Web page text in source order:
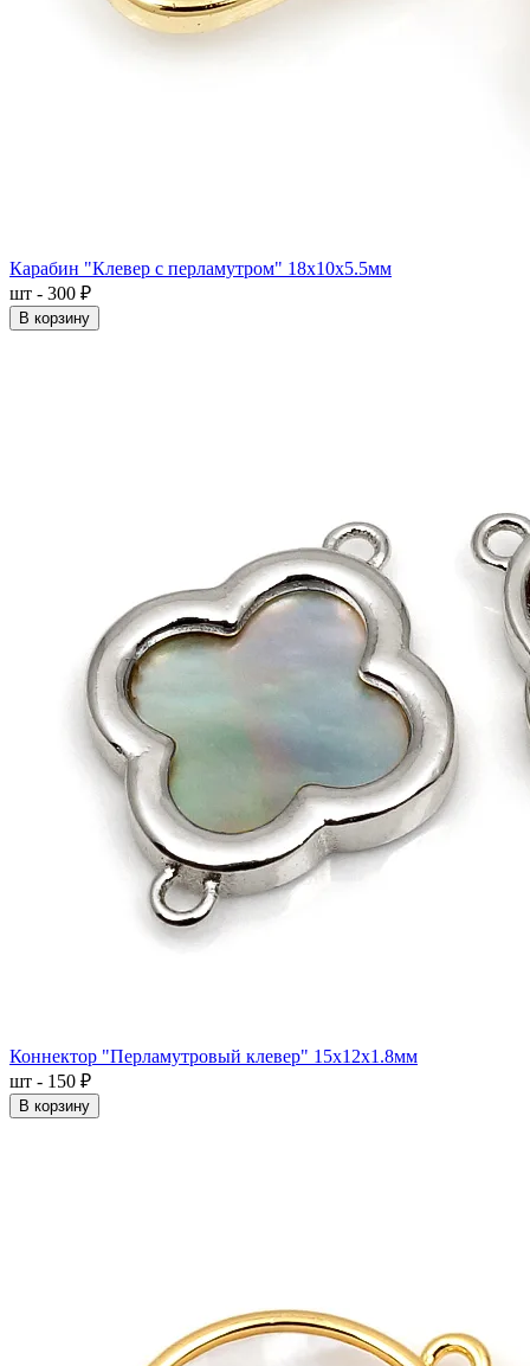
Карабин "Клевер с перламутром" 18x10x5.5мм
шт - 300 ₽
В корзину
Коннектор "Перламутровый клевер" 15x12x1.8мм
шт - 150 ₽
В корзину